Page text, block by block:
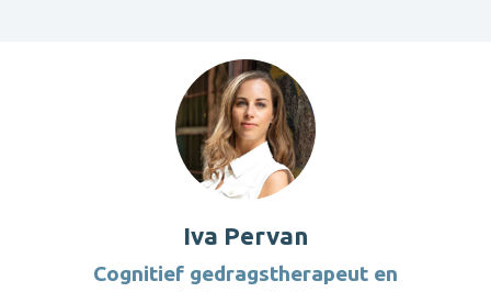
Iva Pervan
Cognitief gedragstherapeut en